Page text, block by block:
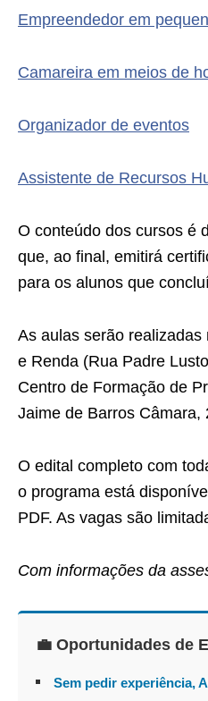
Empreendedor em
Camareira em meios de
Organizador de eventos
Assistente de Recursos
O conteúdo dos cursos é
que, ao final, emitirá
para os alunos que
As aulas serão
e Renda (Rua Padre
Centro de Formação de
Jaime de Barros Câmara,
O edital completo com
o programa está disponível
PDF. As vagas são
Com informações da
💼 Oportunidades de
Sem pedir experiência,